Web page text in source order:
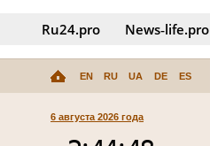
Ru24.pro News‑life.pro
EN RU UA DE ES
6 августа 2026 года